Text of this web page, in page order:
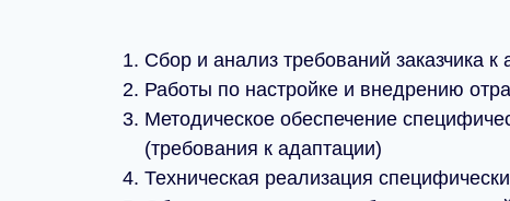
Сбор и анализ требований заказчика
Работы по настройке и внедрению
Методическое обеспечение
(требования к адаптации)
Техническая реализация